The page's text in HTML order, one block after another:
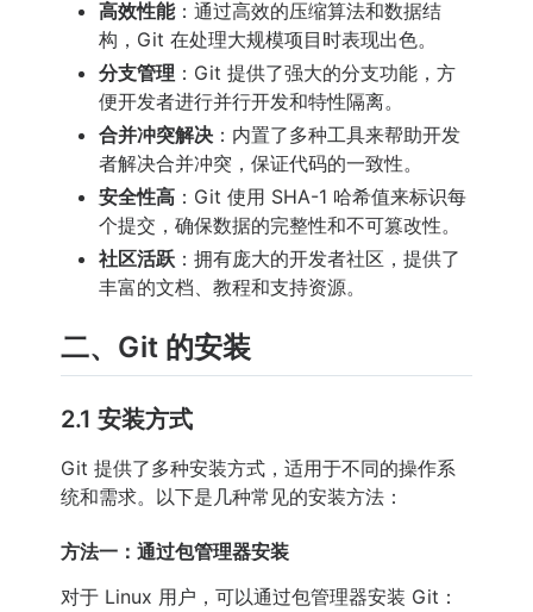
高效性能：通过高效的压缩算法和数据结
构，Git 在处理大规模项目时表现出色。
分支管理 ：Git 提供了强大的分支功能，方
便开发者进行并行开发和特性隔离。
合并冲突解决 ：内置了多种工具来帮助开发
者解决合并冲突，保证代码的一致性。
安全性高 ：Git 使用 SHA-1 哈希值来标识每
个提交，确保数据的完整性和不可篡改性。
社区活跃 ：拥有庞大的开发者社区，提供了
丰富的文档、教程和支持资源。
二、Git 的安装
2.1 安装方式
Git 提供了多种安装方式，适用于不同的操作系
统和需求。以下是几种常见的安装方法：
方法一：通过包管理器安装
对于 Linux 用户，可以通过包管理器安装 Git：